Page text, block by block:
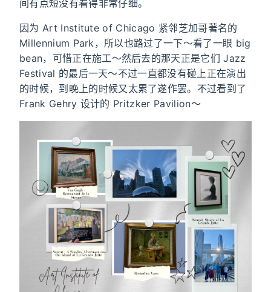
间有点短没有看得非常仔细。
因为 Art Institute of Chicago 紧邻芝加哥著名的
Millennium Park，所以也路过了一下～看了一眼 big
bean，可惜正在施工～然后去的那天正是它们 Jazz
Festival 的最后一天～不过一直都没有碰上正在演出
的时候，到晚上的时候又太累了遂作罢。不过看到了
Frank Gehry 设计的 Pritzker Pavilion～